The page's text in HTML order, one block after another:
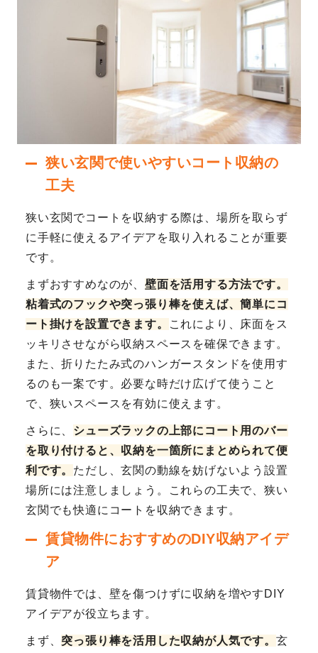
狭い玄関で使いやすいコート収納の
工夫
狭い玄関でコートを収納する際は、場所を取らず
に手軽に使えるアイデアを取り入れることが重要
です。
まずおすすめなのが、 壁面を活用する方法です。
粘着式のフックや突っ張り棒を使えば、簡単にコ
ート掛けを設置できます。
これにより、床面をス
ッキリさせながら収納スペースを確保できます。
また、折りたたみ式のハンガースタンドを使用す
るのも一案です。必要な時だけ広げて使うこと
で、狭いスペースを有効に使えます。
さらに、 シューズラックの上部にコート用のバー
を取り付けると、収納を一箇所にまとめられて便
利です。 ただし、玄関の動線を妨げないよう設置
場所には注意しましょう。これらの工夫で、狭い
玄関でも快適にコートを収納できます。
賃貸物件におすすめのDIY収納アイデ
ア
賃貸物件では、壁を傷つけずに収納を増やすDIY
アイデアが役立ちます。
まず、 突っ張り棒を活用した収納が人気です。 玄